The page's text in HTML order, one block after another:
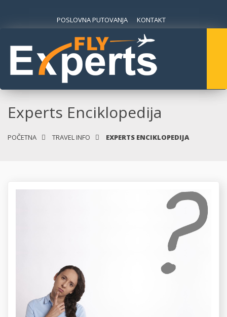
POSLOVNA PUTOVANJA KONTAKT
Experts Enciklopedija
POČETNA TRAVEL INFO EXPERTS ENCIKLOPEDIJA